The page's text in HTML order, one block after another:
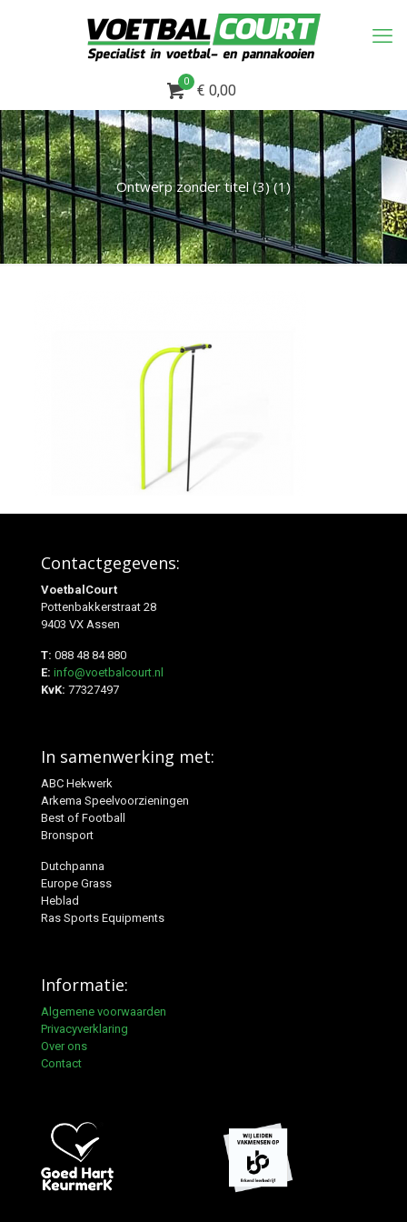
0
€ 0,00
Ontwerp zonder titel (3) (1)
Contactgegevens:
VoetbalCourt
Pottenbakkerstraat 28
9403 VX Assen
T: 088 48 84 880
E: info@voetbalcourt.nl
KvK: 77327497
In samenwerking met:
ABC Hekwerk
Arkema Speelvoorzieningen
Best of Football
Bronsport
Dutchpanna
Europe Grass
Heblad
Ras Sports Equipments
Informatie:
Algemene voorwaarden
Privacyverklaring
Over ons
Contact